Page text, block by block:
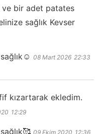
ve bir adet patates
sağlık Kevser
08 Mart 2026 22:33
kızartarak ekledim.
12:29
09 Ekim 2020 12:36